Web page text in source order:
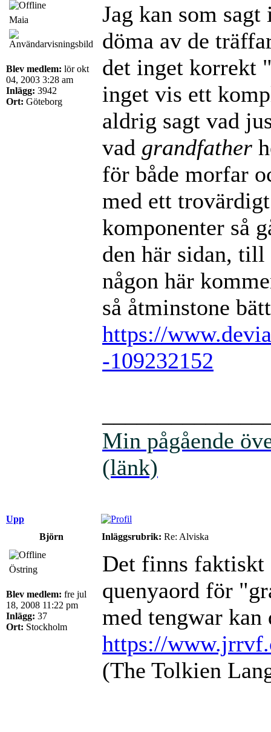
Maia
Blev medlem: lör okt
04, 2003 3:28 am
Inlägg: 3942
Ort: Göteborg
Jag kan som
döma av de
det inget korrekt
inget vis ett
aldrig sagt vad
vad grandfather
för både morfar
med ett
komponenter så
den här sidan,
någon här
så åtminstone
https://
-109232152
Min pågående
(länk)
Upp
Björn
Inläggsrubrik: Re: Alviska
Östring
Blev medlem: fre jul
18, 2008 11:22 pm
Inlägg: 37
Ort: Stockholm
Det finns faktiskt
quenyaord för
med tengwar kan
https://
(The Tolkien